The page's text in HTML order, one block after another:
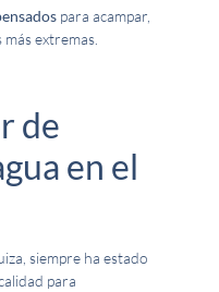
para acampar,
extremas.
de
en el
siempre ha estado
para